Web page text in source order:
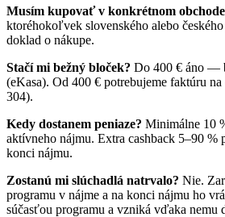
Musím kupovať v konkrétnom
ktoréhokoľvek slovenského alebo
doklad o nákupe.
Stačí mi bežný bloček? Do 400 € áno —
(eKasa). Od 400 € potrebujeme faktúru
304).
Kedy dostanem peniaze? Minimálne 10
aktívneho nájmu. Extra cashback 5–90 %
konci nájmu.
Zostanú mi slúchadlá natrvalo? Nie.
programu v nájme a na konci nájmu ho
súčasťou programu a vzniká vďaka nemu